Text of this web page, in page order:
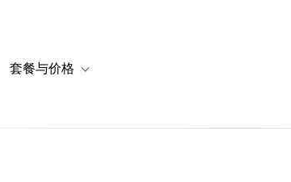
for 解决方案
sub-navigation for 资源
套餐与价格 Toggle sub-navigation for 套餐与价格